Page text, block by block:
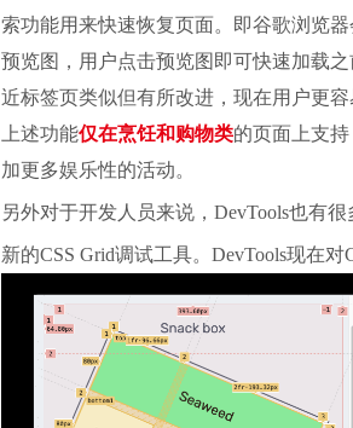
索功能用来快速恢复页面。即谷歌浏览
预览图，用户点击预览图即可快速加载
近标签页类似但有所改进，现在用户更
上述功能仅在烹饪和购物类的页面上支
加更多娱乐性的活动。
另外对于开发人员来说，DevTools也有很
新的CSS Grid调试工具。DevTools现在对